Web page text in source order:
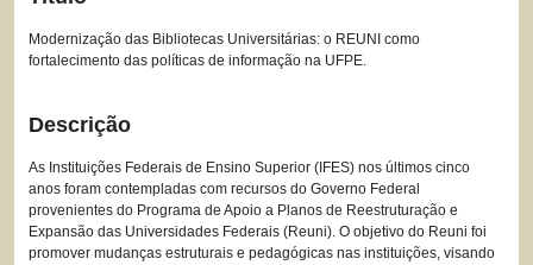
Modernização das Bibliotecas Universitárias: o REUNI como
fortalecimento das políticas de informação na UFPE.
Descrição
As Instituições Federais de Ensino Superior (IFES) nos últimos cinco
anos foram contempladas com recursos do Governo Federal
provenientes do Programa de Apoio a Planos de Reestruturação e
Expansão das Universidades Federais (Reuni). O objetivo do Reuni foi
promover mudanças estruturais e pedagógicas nas instituições, visando